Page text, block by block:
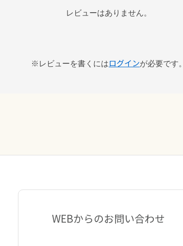
レビューはありません。
※レビューを書くにはログインが必要です。
WEBからのお問い合わせ